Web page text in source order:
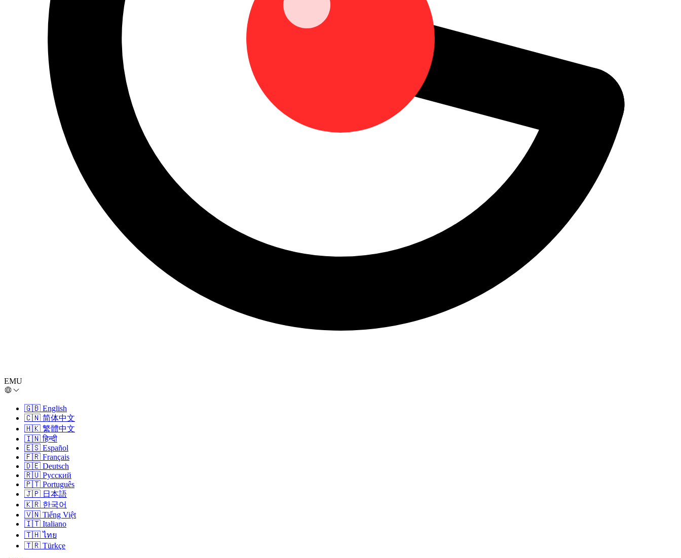
EMU
🇬🇧 English
🇨🇳 简体中文
🇭🇰 繁體中文
🇮🇳 हिन्दी
🇪🇸 Español
🇫🇷 Français
🇩🇪 Deutsch
🇷🇺 Русский
🇵🇹 Português
🇯🇵 日本語
🇰🇷 한국어
🇻🇳 Tiếng Việt
🇮🇹 Italiano
🇹🇭 ไทย
🇹🇷 Türkçe